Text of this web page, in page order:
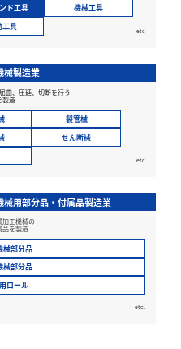
ド工具
機械工具
工具
etc
械製造業
曲、圧延、切断を行う
製造
製管械
せん断械
etc
用部分品・付属品製造業
加工機械の
を製造
械部分品
械部分品
ロール
etc.